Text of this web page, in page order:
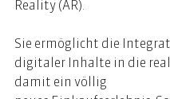
Reality (AR).
Sie ermöglicht die
digitaler Inhalte in die
damit ein völlig